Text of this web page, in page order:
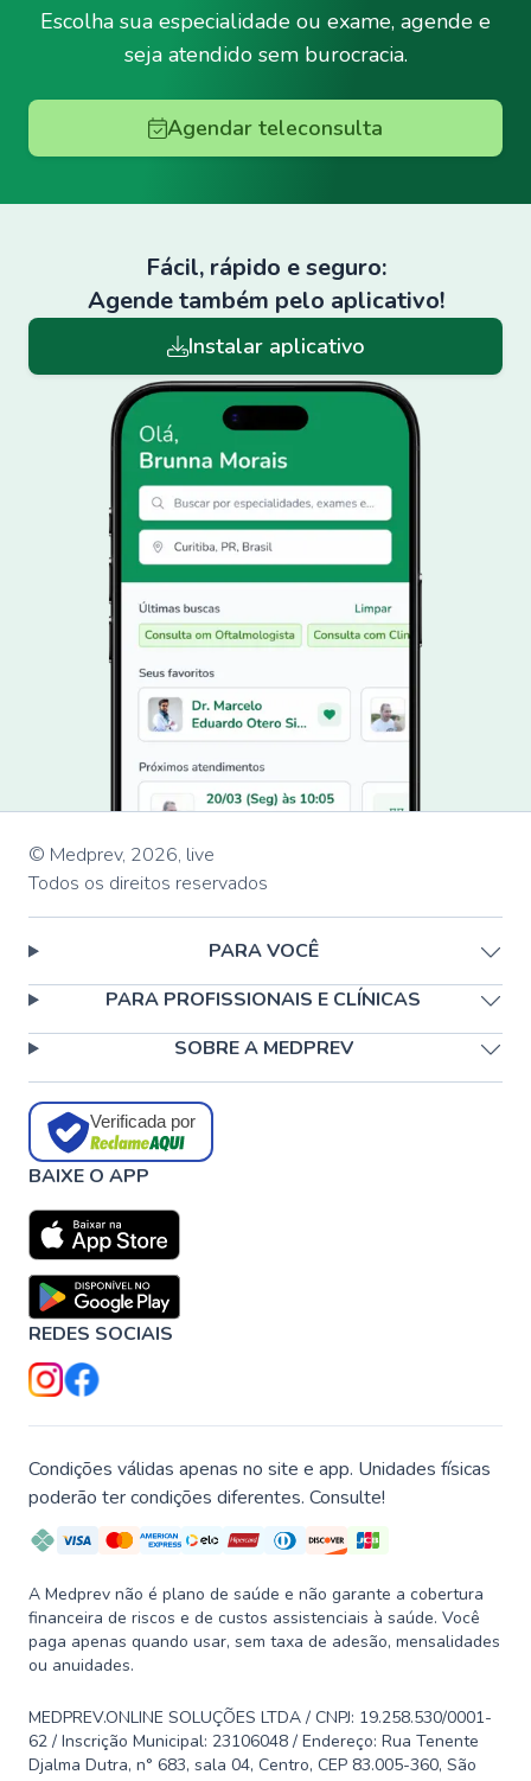
Escolha sua especialidade ou exame, agende e
seja atendido sem burocracia.
Agendar teleconsulta
Fácil, rápido e seguro:
Agende também pelo aplicativo!
Instalar aplicativo
© Medprev, 2026, live
Todos os direitos reservados
PARA VOCÊ
PARA PROFISSIONAIS E CLÍNICAS
SOBRE A MEDPREV
Verificada por
BAIXE O APP
REDES SOCIAIS
Condições válidas apenas no site e app. Unidades físicas
poderão ter condições diferentes. Consulte!
A Medprev não é plano de saúde e não garante a cobertura
financeira de riscos e de custos assistenciais à saúde. Você
paga apenas quando usar, sem taxa de adesão, mensalidades
ou anuidades.
MEDPREV.ONLINE SOLUÇÕES LTDA / CNPJ: 19.258.530/0001-
62 / Inscrição Municipal: 23106048 / Endereço: Rua Tenente
Djalma Dutra, n° 683, sala 04, Centro, CEP 83.005-360, São